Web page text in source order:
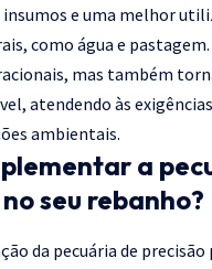
insumos e uma melhor
como água e
mas também
atendendo às
ambientais.
a
seu rebanho?
da pecuária de precisão